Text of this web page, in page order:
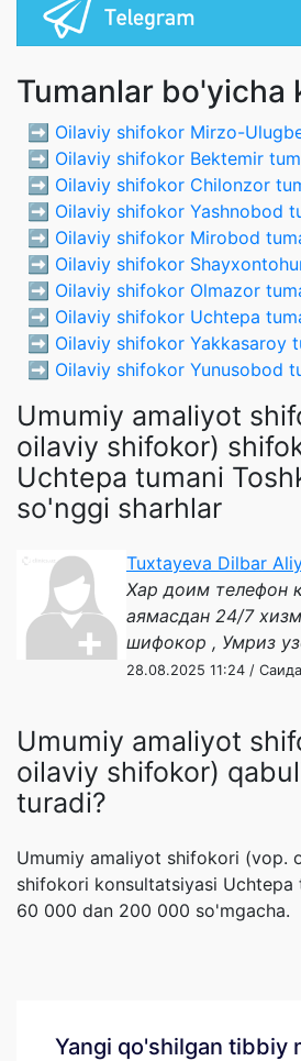
Tumanlar bo'yicha
➡️ Oilaviy shifokor Mirzo-
➡️ Oilaviy shifokor Bektemir
➡️ Oilaviy shifokor Chilonzor
➡️ Oilaviy shifokor Yashnobod
➡️ Oilaviy shifokor Mirobod
➡️ Oilaviy shifokor
➡️ Oilaviy shifokor Olmazor
➡️ Oilaviy shifokor Uchtepa
➡️ Oilaviy shifokor Yakkasaroy
➡️ Oilaviy shifokor Yunusobod
Umumiy amaliyot
oilaviy shifokor)
Uchtepa tumani
so'nggi sharhlar
Tuxtayeva Dilbar
Хар доим телефон
аямасдан 24/7
шифокор , Умриз
28.08.2025 11:24 / Саида
Umumiy amaliyot
oilaviy shifokor)
turadi?
Umumiy amaliyot shifokori (vop.
shifokori konsultatsiyasi Uchtepa
60 000 dan 200 000 so'mgacha.
Yangi qo'shilgan tibbiy